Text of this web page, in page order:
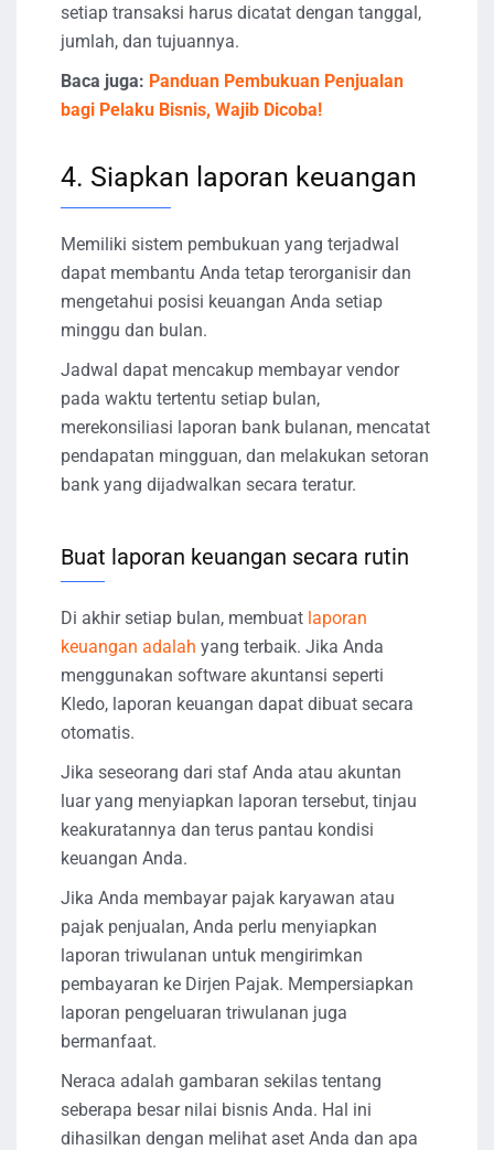
setiap transaksi harus dicatat dengan tanggal,
jumlah, dan tujuannya.
Baca juga: Panduan Pembukuan Penjualan
bagi Pelaku Bisnis, Wajib Dicoba!
4. Siapkan laporan keuangan
Memiliki sistem pembukuan yang terjadwal
dapat membantu Anda tetap terorganisir dan
mengetahui posisi keuangan Anda setiap
minggu dan bulan.
Jadwal dapat mencakup membayar vendor
pada waktu tertentu setiap bulan,
merekonsiliasi laporan bank bulanan, mencatat
pendapatan mingguan, dan melakukan setoran
bank yang dijadwalkan secara teratur.
Buat laporan keuangan secara rutin
Di akhir setiap bulan, membuat laporan
keuangan adalah yang terbaik. Jika Anda
menggunakan software akuntansi seperti
Kledo, laporan keuangan dapat dibuat secara
otomatis.
Jika seseorang dari staf Anda atau akuntan
luar yang menyiapkan laporan tersebut, tinjau
keakuratannya dan terus pantau kondisi
keuangan Anda.
Jika Anda membayar pajak karyawan atau
pajak penjualan, Anda perlu menyiapkan
laporan triwulanan untuk mengirimkan
pembayaran ke Dirjen Pajak. Mempersiapkan
laporan pengeluaran triwulanan juga
bermanfaat.
Neraca adalah gambaran sekilas tentang
seberapa besar nilai bisnis Anda. Hal ini
dihasilkan dengan melihat aset Anda dan apa